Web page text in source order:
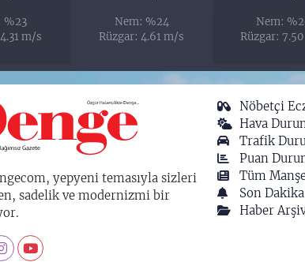
%23
m/s
Nem: %24
Rüzgar: 4.61 m/s
Nem:
Rüzgar:
yepyeni temasıyla sizleri
sadelik ve modernizmi bir
Nöbetçi
Hava
Trafik
Puan
Tüm
Son
Haber